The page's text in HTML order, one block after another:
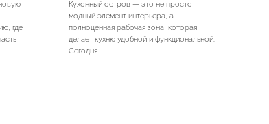
где
Кухонный остров — это не просто
модный элемент интерьера, а
полноценная рабочая зона, которая
делает кухню удобной и функциональной.
Сегодня